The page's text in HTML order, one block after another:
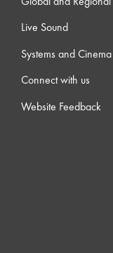
Live Sound
Systems and Cinema
Connect with us
Website Feedback